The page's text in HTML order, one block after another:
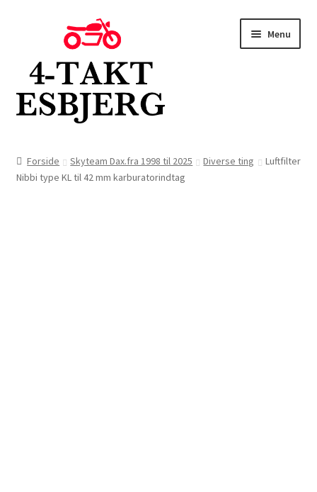
navigation
indhold
Menu
Butik
Forside Skyteam Dax.fra 1998 til 2025 Diverse ting
Luftfilter
Nibbi type KL til 42 mm karburatorindtag